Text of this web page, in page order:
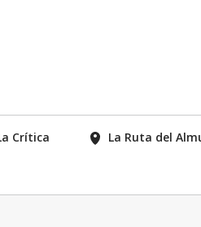
Crítica La Ruta del